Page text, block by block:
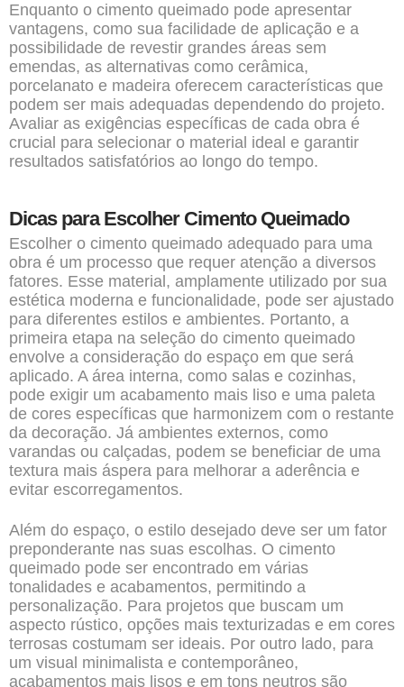
Enquanto o cimento queimado pode apresentar
vantagens, como sua facilidade de aplicação e a
possibilidade de revestir grandes áreas sem
emendas, as alternativas como cerâmica,
porcelanato e madeira oferecem características que
podem ser mais adequadas dependendo do projeto.
Avaliar as exigências específicas de cada obra é
crucial para selecionar o material ideal e garantir
resultados satisfatórios ao longo do tempo.
Dicas para Escolher Cimento Queimado
Escolher o cimento queimado adequado para uma
obra é um processo que requer atenção a diversos
fatores. Esse material, amplamente utilizado por sua
estética moderna e funcionalidade, pode ser ajustado
para diferentes estilos e ambientes. Portanto, a
primeira etapa na seleção do cimento queimado
envolve a consideração do espaço em que será
aplicado. A área interna, como salas e cozinhas,
pode exigir um acabamento mais liso e uma paleta
de cores específicas que harmonizem com o restante
da decoração. Já ambientes externos, como
varandas ou calçadas, podem se beneficiar de uma
textura mais áspera para melhorar a aderência e
evitar escorregamentos.
Além do espaço, o estilo desejado deve ser um fator
preponderante nas suas escolhas. O cimento
queimado pode ser encontrado em várias
tonalidades e acabamentos, permitindo a
personalização. Para projetos que buscam um
aspecto rústico, opções mais texturizadas e em cores
terrosas costumam ser ideais. Por outro lado, para
um visual minimalista e contemporâneo,
acabamentos mais lisos e em tons neutros são